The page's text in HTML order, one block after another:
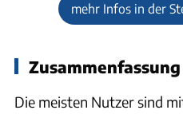
mehr Infos in der
Die meisten Nutzer sind